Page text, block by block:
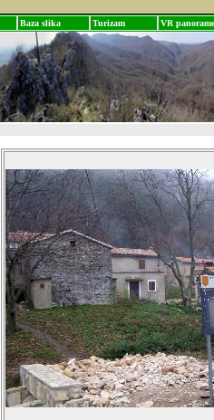
Baza slika Turizam VR panorame